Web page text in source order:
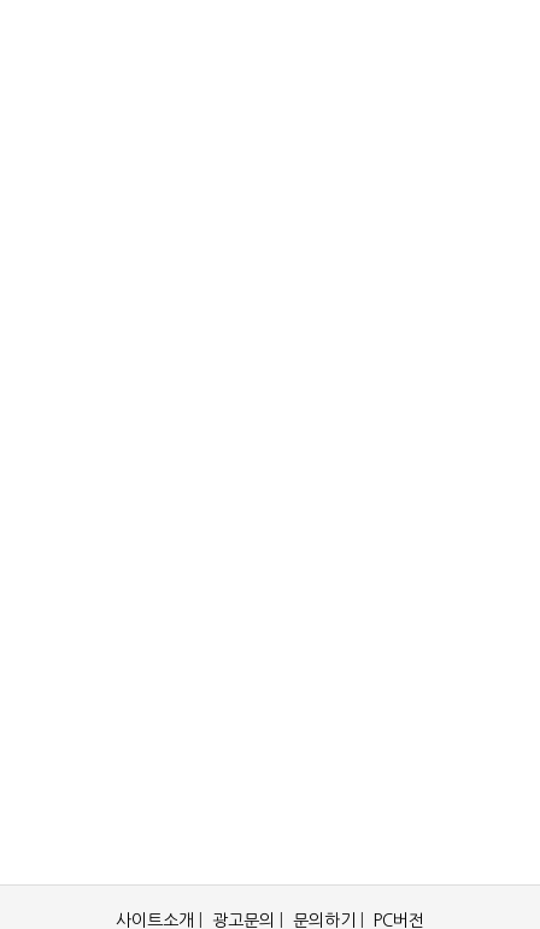
사이트소개 광고문의 문의하기 PC버전